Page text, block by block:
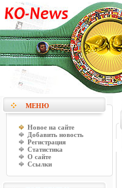
МЕНЮ
Новое на сайте
Добавить новость
Регистрация
Статистика
О сайте
Ссылки